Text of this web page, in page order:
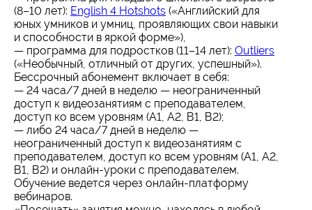
(8–10 лет): English 4 Hotshots («Английский для
юных умников и умниц, проявляющих свои навыки
и способности в яркой форме»),
— программа для подростков (11–14 лет): Outliers
(«Необычный, отличный от других, успешный»).
Бессрочный абонемент включает в себя:
— 24 часа/7 дней в неделю — неограниченный
доступ к видеозанятиям с преподавателем,
доступ ко всем уровням (А1, А2, В1, В2);
— либо 24 часа/7 дней в неделю —
неограниченный доступ к видеозанятиям с
преподавателем, доступ ко всем уровням (А1, А2,
В1, В2) и онлайн-уроки с преподавателем.
Обучение ведется через онлайн-платформу
вебинаров.